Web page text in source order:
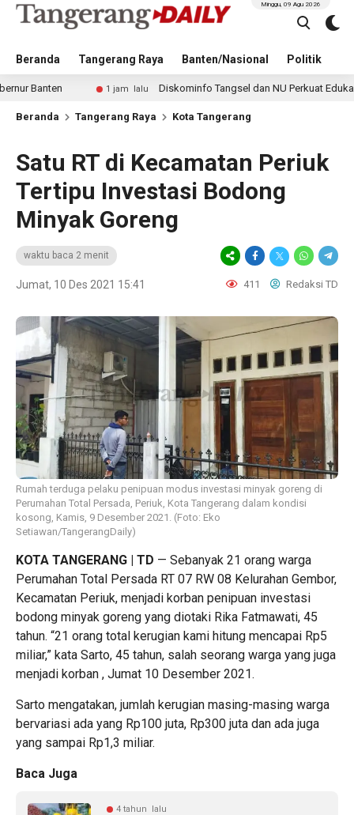
Beranda Tangerang Raya Banten/Nasional Politik
Minggu, 09 Agu 2026
1 jam lalu Diskominfo Tangsel dan NU Perkuat Edukasi Digital
Beranda Tangerang Raya Kota Tangerang
Satu RT di Kecamatan Periuk
Tertipu Investasi Bodong
Minyak Goreng
waktu baca 2 menit
Jumat, 10 Des 2021 15:41 411 Redaksi TD
Rumah terduga pelaku penipuan modus investasi minyak goreng di
Perumahan Total Persada, Periuk, Kota Tangerang dalam kondisi
kosong, Kamis, 9 Desember 2021. (Foto: Eko
Setiawan/TangerangDaily)
KOTA TANGERANG | TD — Sebanyak 21 orang warga
Perumahan Total Persada RT 07 RW 08 Kelurahan Gembor,
Kecamatan Periuk, menjadi korban penipuan investasi
bodong minyak goreng yang diotaki Rika Fatmawati, 45
tahun. “21 orang total kerugian kami hitung mencapai Rp5
miliar,” kata Sarto, 45 tahun, salah seorang warga yang juga
menjadi korban , Jumat 10 Desember 2021.
Sarto mengatakan, jumlah kerugian masing-masing warga
bervariasi ada yang Rp100 juta, Rp300 juta dan ada juga
yang sampai Rp1,3 miliar.
Baca Juga
4 tahun lalu